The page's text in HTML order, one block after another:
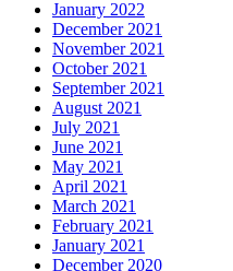
January 2022
December 2021
November 2021
October 2021
September 2021
August 2021
July 2021
June 2021
May 2021
April 2021
March 2021
February 2021
January 2021
December 2020